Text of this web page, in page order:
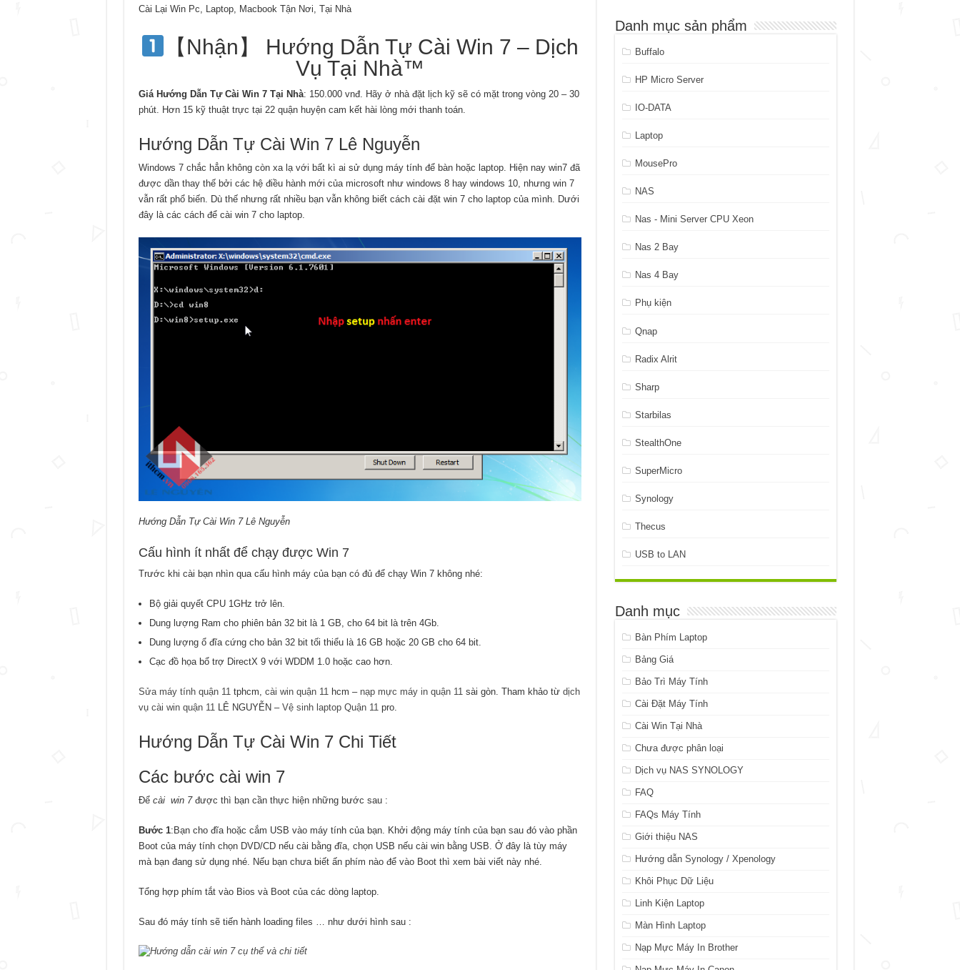
Cài Lại Win Pc, Laptop, Macbook Tận Nơi, Tại Nhà
【Nhận】 Hướng Dẫn Tự Cài Win 7 – Dịch
Vụ Tại Nhà™
Giá Hướng Dẫn Tự Cài Win 7 Tại Nhà: 150.000 vnđ. Hãy ở nhà đặt lịch kỹ sẽ có mặt trong vòng 20 – 30
phút. Hơn 15 kỹ thuật trực tại 22 quận huyện cam kết hài lòng mới thanh toán.
Hướng Dẫn Tự Cài Win 7 Lê Nguyễn
Windows 7 chắc hẳn không còn xa lạ với bất kì ai sử dụng máy tính để bàn hoặc laptop. Hiện nay win7 đã
được dần thay thế bởi các hệ điều hành mới của microsoft như windows 8 hay windows 10, nhưng win 7
vẫn rất phổ biến. Dù thế nhưng rất nhiều bạn vẫn không biết cách cài đặt win 7 cho laptop của mình. Dưới
đây là các cách để cài win 7 cho laptop.
Hướng Dẫn Tự Cài Win 7 Lê Nguyễn
Cấu hình ít nhất để chạy được Win 7
Trước khi cài bạn nhìn qua cấu hình máy của bạn có đủ để chạy Win 7 không nhé:
Bộ giải quyết CPU 1GHz trở lên.
Dung lượng Ram cho phiên bản 32 bit là 1 GB, cho 64 bit là trên 4Gb.
Dung lượng ổ đĩa cứng cho bản 32 bit tối thiểu là 16 GB hoặc 20 GB cho 64 bit.
Cạc đồ họa bổ trợ DirectX 9 với WDDM 1.0 hoặc cao hơn.
Sửa máy tính quận 11tphcm, cài win quận 11hcm – nạp mực máy in quận 11sài gòn. Tham khảo từ dịch
vụ cài win quận 11LÊ NGUYỄN – Vệ sinh laptop Quận 11pro.
Hướng Dẫn Tự Cài Win 7 Chi Tiết
Các bước cài win 7
Để cài win 7được thì bạn cần thực hiện những bước sau :
Bước 1:Bạn cho đĩa hoặc cắm USB vào máy tính của bạn. Khởi động máy tính của bạn sau đó vào phần
Boot của máy tính chọn DVD/CD nếu cài bằng đĩa, chọn USB nếu cài win bằng USB. Ở đây là tùy máy
mà bạn đang sử dụng nhé. Nếu bạn chưa biết ấn phím nào để vào Boot thì xem bài viết này nhé.
Tổng hợp phím tắt vào Bios và Boot của các dòng laptop.
Sau đó máy tính sẽ tiến hành loading files … như dưới hình sau :
4.599.999 ₫.
Danh mục sản phẩm
Buffalo
HP Micro Server
IO-DATA
Laptop
MousePro
NAS
Nas - Mini Server CPU Xeon
Nas 2 Bay
Nas 4 Bay
Phụ kiện
Qnap
Radix Alrit
Sharp
Starbilas
StealthOne
SuperMicro
Synology
Thecus
USB to LAN
Danh mục
Bàn Phím Laptop
Bảng Giá
Bảo Trì Máy Tính
Cài Đặt Máy Tính
Cài Win Tại Nhà
Chưa được phân loại
Dịch vụ NAS SYNOLOGY
FAQ
FAQs Máy Tính
Giới thiệu NAS
Hướng dẫn Synology / Xpenology
Khôi Phục Dữ Liệu
Linh Kiện Laptop
Màn Hình Laptop
Nạp Mực Máy In Brother